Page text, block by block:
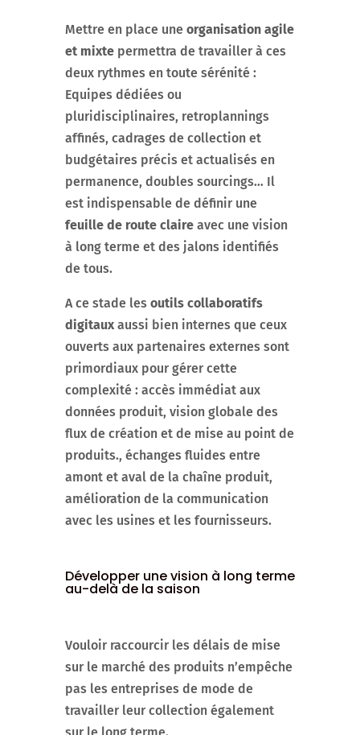
Mettre en place une organisation agile
et mixtepermettra de travailler à ces
deux rythmes en toute sérénité :
Equipes dédiées ou
pluridisciplinaires, retroplannings
affinés, cadrages de collection et
budgétaires précis et actualisés en
permanence, doubles sourcings… Il
est indispensable de définir une
feuille de route claireavec une vision
à long terme et des jalons identifiés
de tous.
A ce stade les outils collaboratifs
digitauxaussi bien internes que ceux
ouverts aux partenaires externes sont
primordiaux pour gérer cette
complexité : accès immédiat aux
données produit, vision globale des
flux de création et de mise au point de
produits., échanges fluides entre
amont et aval de la chaîne produit,
amélioration de la communication
avec les usines et les fournisseurs.
Développer une vision à long terme
au-delà de la saison
Vouloir raccourcir les délais de mise
sur le marché des produits n’empêche
pas les entreprises de mode de
travailler leur collection également